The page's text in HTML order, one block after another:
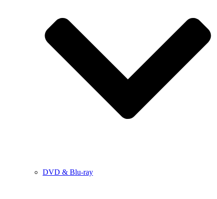
DVD & Blu-ray